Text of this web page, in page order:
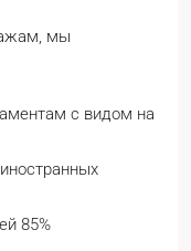
мы
с видом на
85%